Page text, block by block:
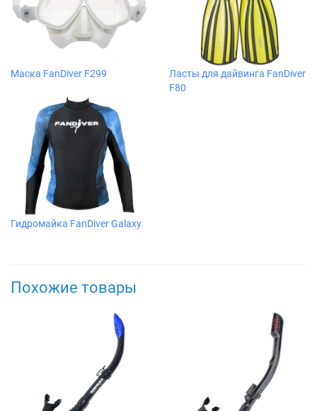
Маска FanDiver F299
Ласты для дайвинга FanDiver
F80
Гидромайка FanDiver Galaxy
Похожие товары